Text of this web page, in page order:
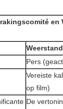
en
Pers
Vereiste
op film)
De